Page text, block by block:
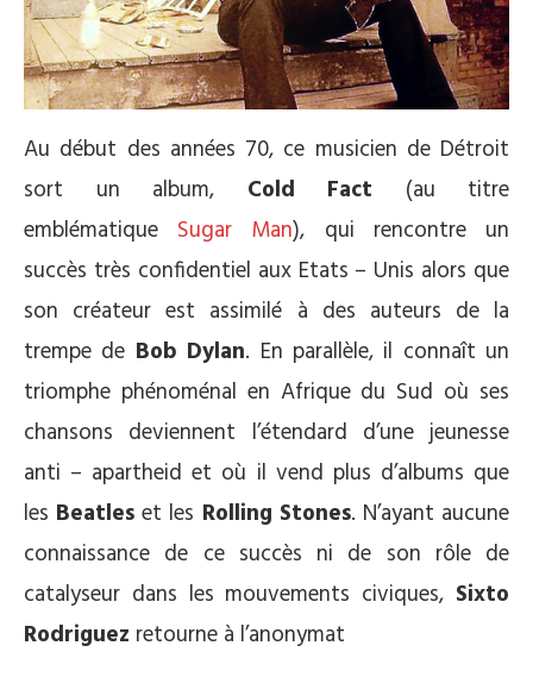
Au début des années 70, ce musicien de Détroit
sort un album, Cold Fact (au titre
emblématique Sugar Man), qui rencontre un
succès très confidentiel aux Etats – Unis alors que
son créateur est assimilé à des auteurs de la
trempe de Bob Dylan. En parallèle, il connaît un
triomphe phénoménal en Afrique du Sud où ses
chansons deviennent l’étendard d’une jeunesse
anti – apartheid et où il vend plus d’albums que
les Beatles et les Rolling Stones. N’ayant aucune
connaissance de ce succès ni de son rôle de
catalyseur dans les mouvements civiques, Sixto
Rodriguez retourne à l’anonymat